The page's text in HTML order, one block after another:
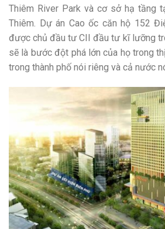
Thiêm River Park và cơ sở hạ tầng
Thiêm. Dự án Cao ốc căn hộ 152
được chủ đầu tư CII đầu tư kĩ lưỡng
sẽ là bước đột phá lớn của họ trong
trong thành phố nói riêng và cả nước